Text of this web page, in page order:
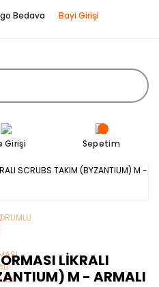
Bedava Bayi Girişi
Girişi Sepetim
LİKRALI
M - ARMALI